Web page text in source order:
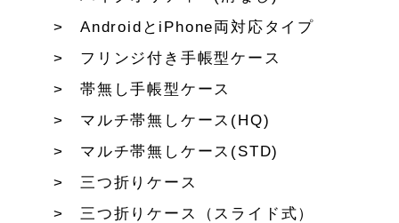
AndroidとiPhone両対応タイプ
フリンジ付き手帳型ケース
帯無し手帳型ケース
マルチ帯無しケース(HQ)
マルチ帯無しケース(STD)
三つ折りケース
三つ折りケース（スライド式）